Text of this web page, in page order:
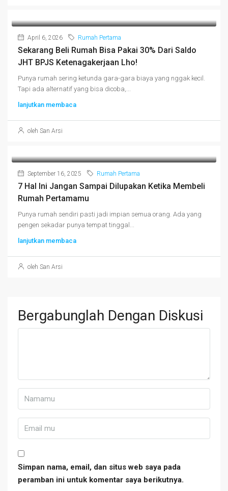
April 6, 2026 Rumah Pertama
Sekarang Beli Rumah Bisa Pakai 30% Dari Saldo
JHT BPJS Ketenagakerjaan Lho!
Punya rumah sering ketunda gara-gara biaya yang nggak kecil.
Tapi ada alternatif yang bisa dicoba,...
lanjutkan membaca
oleh San Arsi
September 16, 2025 Rumah Pertama
7 Hal Ini Jangan Sampai Dilupakan Ketika Membeli
Rumah Pertamamu
Punya rumah sendiri pasti jadi impian semua orang. Ada yang
pengen sekadar punya tempat tinggal...
lanjutkan membaca
oleh San Arsi
Bergabunglah Dengan Diskusi
Simpan nama, email, dan situs web saya pada
peramban ini untuk komentar saya berikutnya.